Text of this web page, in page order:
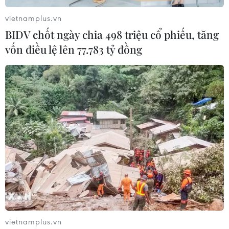
Iran tuyên bố chưa đạt đủ điều kiện
để mở lại eo biển Hormuz
03/08/2026 15:59
Làn sóng người Israel di cư ra nước
ngoài vẫn ở mức kỷ lục
03/08/2026 11:32
Tín hiệu tích cực đối với tiến trình
phục hồi kinh tế của Syria
vietnamplus.vn
BIDV chốt ngày chia 498 triệu cổ phiếu, tăng
vốn điều lệ lên 77.783 tỷ đồng
vietnamplus.vn